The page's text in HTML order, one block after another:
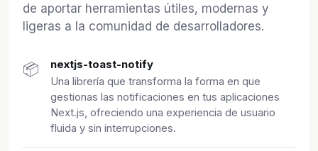
de aportar herramientas útiles, modernas y
ligeras a la comunidad de desarrolladores.
📦 nextjs-toast-notify
Una librería que transforma la forma en que
gestionas las notificaciones en tus aplicaciones
Next.js, ofreciendo una experiencia de usuario
fluida y sin interrupciones.